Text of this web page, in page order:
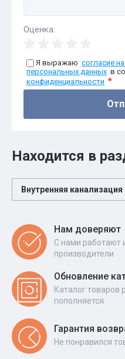
Оценка:
Я выражаю согласие
персональных данных в
конфиденциальности *
Находится в
Внутренняя
Нам доверяют
С нами работают
производители
Обновление
Каталог товаров
пополняется
Гарантия
Не понравился